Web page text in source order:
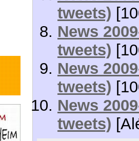
tweets)
News
tweets)
News
tweets)
News
tweets)